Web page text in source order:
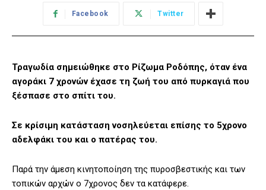
Facebook Twitter
Τραγωδία σημειώθηκε στο Ρίζωμα Ροδόπης, όταν ένα
αγοράκι 7 χρονών έχασε τη ζωή του από πυρκαγιά που
ξέσπασε στο σπίτι του.
Σε κρίσιμη κατάσταση νοσηλεύεται επίσης το 5χρονο
αδελφάκι του και ο πατέρας του.
Παρά την άμεση κινητοποίηση της πυροσβεστικής και των
τοπικών αρχών ο 7χρονος δεν τα κατάφερε.